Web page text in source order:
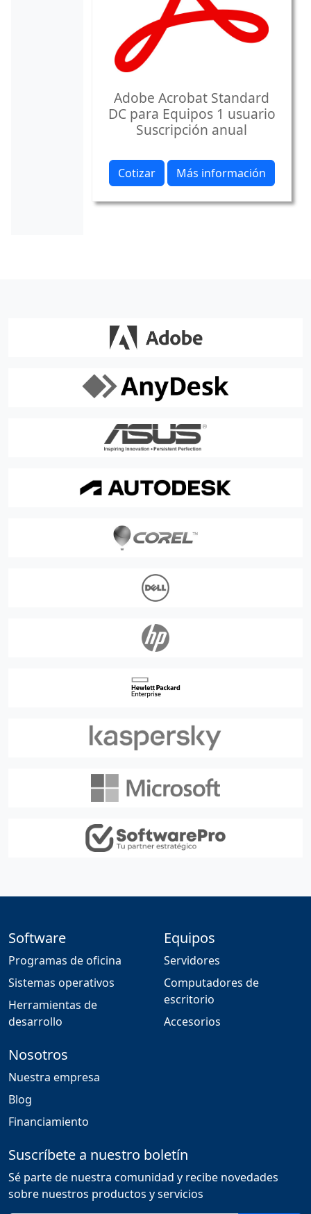
Adobe Acrobat Standard
DC para Equipos 1 usuario
Suscripción anual
Cotizar Más información
Software
Programas de oficina
Sistemas operativos
Herramientas de
desarrollo
Equipos
Servidores
Computadores de
escritorio
Accesorios
Nosotros
Nuestra empresa
Blog
Financiamiento
Suscríbete a nuestro boletín
Sé parte de nuestra comunidad y recibe novedades
sobre nuestros productos y servicios